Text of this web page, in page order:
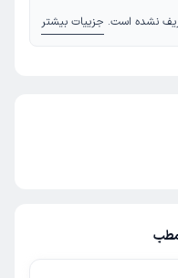
نشده است. جزییات بیشتر
مطب